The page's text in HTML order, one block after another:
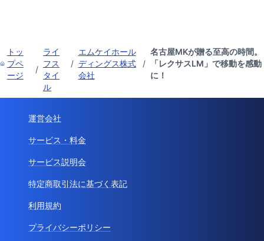
トッ
プペ
ージ
/
ライ
フス
タイ
ル
/
エムケイホール
ディングス株式
会社
/
名古屋MKが贈る至高の時間。
「レクサスLM」で移動を感動
に！
運営会社
サービス・料金
サービス説明会
特定商取引法に基づく表記
利用規約
プライバシーポリシー